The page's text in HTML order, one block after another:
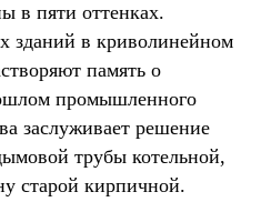
в пяти оттенках.
зданий в криволинейном
память о
промышленного
заслуживает решение
трубы котельной,
старой кирпичной.